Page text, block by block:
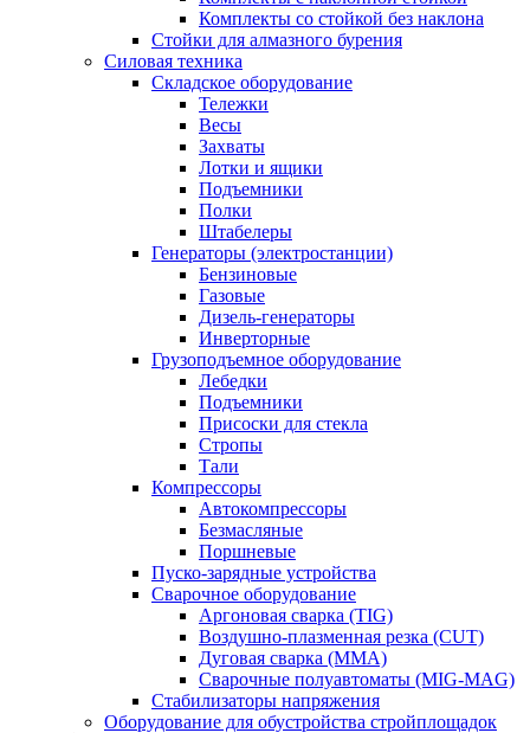
Комплекты со стойкой без наклона
Стойки для алмазного бурения
Силовая техника
Складское оборудование
Тележки
Весы
Захваты
Лотки и ящики
Подъемники
Полки
Штабелеры
Генераторы (электростанции)
Бензиновые
Газовые
Дизель-генераторы
Инверторные
Грузоподъемное оборудование
Лебедки
Подъемники
Присоски для стекла
Стропы
Тали
Компрессоры
Автокомпрессоры
Безмасляные
Поршневые
Пуско-зарядные устройства
Сварочное оборудование
Аргоновая сварка (TIG)
Воздушно-плазменная резка (CUT)
Дуговая сварка (ММА)
Сварочные полуавтоматы (MIG-MAG)
Стабилизаторы напряжения
Оборудование для обустройства стройплощадок